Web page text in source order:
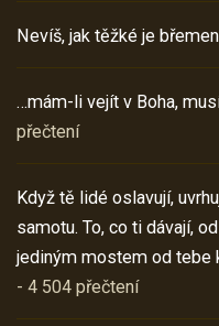
Nevíš, jak těžké je
…mám-li vejít v Boha,
přečtení
Když tě lidé oslavují,
samotu. To, co ti dávají,
jediným mostem od tebe
- 4 504 přečtení